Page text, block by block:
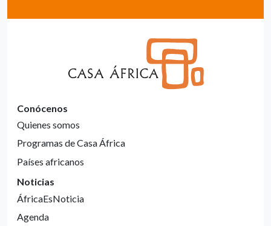
Conócenos
Quienes somos
Programas de Casa África
Países africanos
Noticias
ÁfricaEsNoticia
Agenda